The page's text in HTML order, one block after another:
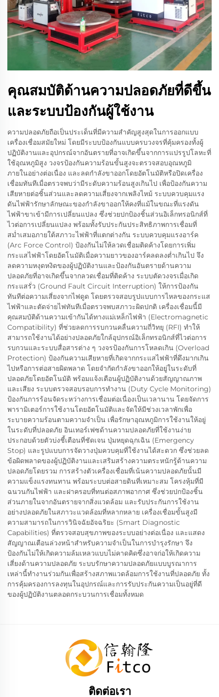
คุณสมบัติด้านความปลอดภัยที่ดีขึ้น
และระบบป้องกันผู้ใช้งาน
ความปลอดภัยถือเป็นประเด็นที่มีความสำคัญสูงสุดในการออกแบบ
เครื่องเชื่อมสมัยใหม่ โดยมีระบบป้องกันแบบครบวงจรที่คุ้มครองทั้งผู้
ปฏิบัติงานและอุปกรณ์จากอันตรายที่อาจเกิดขึ้นจากการแปรรูปโลหะที่
ใช้อุณหภูมิสูง วงจรป้องกันความร้อนขั้นสูงจะตรวจสอบอุณหภูมิ
ภายในอย่างต่อเนื่อง และลดกำลังขาออกโดยอัตโนมัติหรือปิดเครื่อง
เชื่อมทันทีเมื่อตรวจพบว่ามีระดับความร้อนสูงเกินไป เพื่อป้องกันความ
เสียหายต่อชิ้นส่วนและลดความเสี่ยงจากเพลิงไหม้ ระบบควบคุมแรง
ดันไฟฟ้ารักษาลักษณะของกำลังขาออกให้คงที่แม้ในขณะที่แรงดัน
ไฟฟ้าขาเข้ามีการเปลี่ยนแปลง ซึ่งช่วยปกป้องชิ้นส่วนอิเล็กทรอนิกส์ที่
ไวต่อการเปลี่ยนแปลง พร้อมทั้งรับประกันประสิทธิภาพการเชื่อมที่
สม่ำเสมอภายใต้สภาวะไฟฟ้าที่แตกต่างกัน ระบบควบคุมแรงอาร์ค
(Arc Force Control) ป้องกันไม่ให้ลวดเชื่อมติดค้างโดยการเพิ่ม
กระแสไฟฟ้าโดยอัตโนมัติเมื่อความยาวของอาร์คลดลงต่ำเกินไป จึง
ลดความหงุดหงิดของผู้ปฏิบัติงานและป้องกันอันตรายด้านความ
ปลอดภัยที่อาจเกิดขึ้นจากลวดเชื่อมที่ติดค้าง ระบบตัดวงจรเมื่อเกิด
กระแสรั่ว (Ground Fault Circuit Interruption) ให้การป้องกัน
ทันทีต่อความเสี่ยงจากไฟดูด โดยตรวจสอบรูปแบบการไหลของกระแส
ไฟฟ้าและตัดจ่ายไฟทันทีเมื่อตรวจพบสภาวะผิดปกติ เครื่องเชื่อมนี้มี
คุณสมบัติด้านความเข้ากันได้ทางแม่เหล็กไฟฟ้า (Electromagnetic
Compatibility) ที่ช่วยลดการรบกวนคลื่นความถี่วิทยุ (RFI) ทำให้
สามารถใช้งานได้อย่างปลอดภัยใกล้อุปกรณ์อิเล็กทรอนิกส์ที่ไวต่อการ
รบกวนและระบบสื่อสารต่าง ๆ วงจรป้องกันการโหลดเกิน (Overload
Protection) ป้องกันความเสียหายที่เกิดจากกระแสไฟฟ้าที่ดึงมากเกิน
ไปหรือการต่อสายผิดพลาด โดยจำกัดกำลังขาออกให้อยู่ในระดับที่
ปลอดภัยโดยอัตโนมัติ พร้อมแจ้งเตือนผู้ปฏิบัติงานด้วยสัญญาณภาพ
และเสียง ระบบตรวจสอบรอบการทำงาน (Duty Cycle Monitoring)
ป้องกันการร้อนจัดระหว่างการเชื่อมต่อเนื่องเป็นเวลานาน โดยจัดการ
พารามิเตอร์การใช้งานโดยอัตโนมัติและจัดให้มีช่วงเวลาพักเพื่อ
ระบายความร้อนตามความจำเป็น เพื่อรักษาอุณหภูมิการใช้งานให้อยู่
ในระดับที่ปลอดภัย อินเทอร์เฟซด้านความปลอดภัยที่ใช้งานง่าย
ประกอบด้วยตัวบ่งชี้เตือนที่ชัดเจน ปุ่มหยุดฉุกเฉิน (Emergency
Stop) และรูปแบบการจัดวางปุ่มควบคุมที่ใช้งานได้สะดวก ซึ่งช่วยลด
ข้อผิดพลาดของผู้ปฏิบัติงานและเสริมสร้างความตระหนักรู้ด้านความ
ปลอดภัยโดยรวม การสร้างตัวเครื่องเชื่อมที่เน้นความปลอดภัยนั้นมี
ความแข็งแรงทนทาน พร้อมระบบต่อสายดินที่เหมาะสม โครงหุ้มที่มี
ฉนวนกันไฟฟ้า และฝาครอบที่ทนต่อสภาพอากาศ ซึ่งช่วยปกป้องชิ้น
ส่วนภายในจากอันตรายจากสิ่งแวดล้อม และรับประกันการใช้งาน
อย่างปลอดภัยในสภาวะแวดล้อมที่หลากหลาย เครื่องเชื่อมขั้นสูงมี
ความสามารถในการวินิจฉัยอัจฉริยะ (Smart Diagnostic
Capabilities) ที่ตรวจสอบสุขภาพของระบบอย่างต่อเนื่อง และแสดง
สัญญาณเตือนล่วงหน้าสำหรับความจำเป็นในการบำรุงรักษา จึง
ป้องกันไม่ให้เกิดความล้มเหลวแบบไม่คาดคิดซึ่งอาจก่อให้เกิดความ
เสี่ยงด้านความปลอดภัย ระบบรักษาความปลอดภัยแบบบูรณาการ
เหล่านี้ทำงานร่วมกันเพื่อสร้างสภาพแวดล้อมการใช้งานที่ปลอดภัย ทั้ง
การคุ้มครองการลงทุนในอุปกรณ์และการรับประกันความเป็นอยู่ที่ดี
ของผู้ปฏิบัติงานตลอดกระบวนการเชื่อมทั้งหมด
ติดต่อเรา